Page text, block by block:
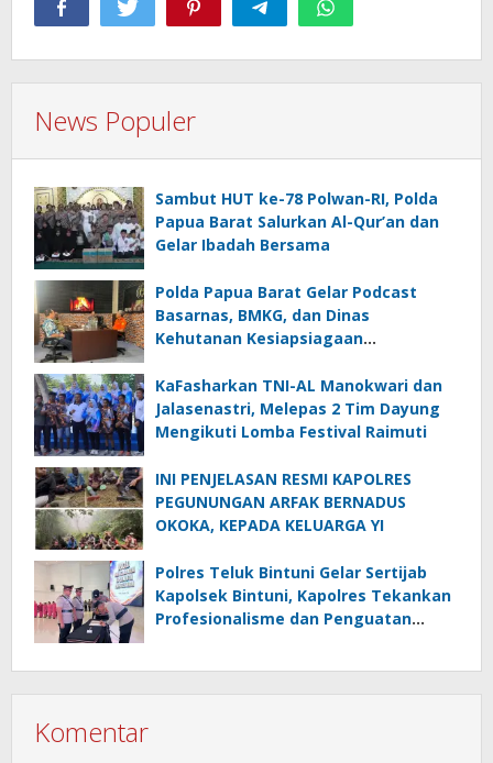
News Populer
Sambut HUT ke-78 Polwan-RI, Polda
Papua Barat Salurkan Al-Qur’an dan
Gelar Ibadah Bersama
Polda Papua Barat Gelar Podcast
Basarnas, BMKG, dan Dinas
Kehutanan Kesiapsiagaan
KaFasharkan TNI-AL Manokwari dan
Jalasenastri, Melepas 2 Tim Dayung
Mengikuti Lomba Festival Raimuti
INI PENJELASAN RESMI KAPOLRES
PEGUNUNGAN ARFAK BERNADUS
OKOKA, KEPADA KELUARGA YI
Polres Teluk Bintuni Gelar Sertijab
Kapolsek Bintuni, Kapolres Tekankan
Profesionalisme dan Penguatan
Komentar